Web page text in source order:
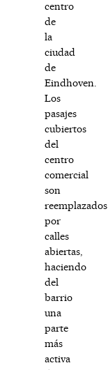
centro
de
la
ciudad
de
Eindhoven.
Los
pasajes
cubiertos
del
centro
comercial
son
reemplazados
por
calles
abiertas,
haciendo
del
barrio
una
parte
más
activa